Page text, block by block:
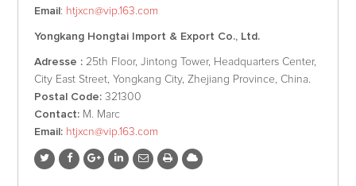
Email : htjxcn@vip.163.com
Yongkang Hongtai Import & Export Co., Ltd.
Adresse : 25th Floor, Jintong Tower, Headquarters Center,
City East Street, Yongkang City, Zhejiang Province, China.
Postal Code: 321300
Contact: M. Marc
Email: htjxcn@vip.163.com